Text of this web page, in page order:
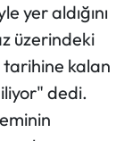
yer aldığını
üzerindeki
tarihine kalan
dedi.